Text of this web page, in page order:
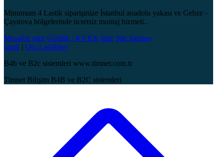
Minumum 4 Lastik siparişinize İstanbul anadolu yakası ve Gebze -
Çayırova bölgelerinde ücretsiz montaj hizmeti..
Mesafeli satış Gizlilik / KVKK İade Site haritası
lastik | Oto Lastikleri
B4b ve B2c sistemleri www.timnet.com.tr
Timnet Bilişim B4B ve B2C sistemleri